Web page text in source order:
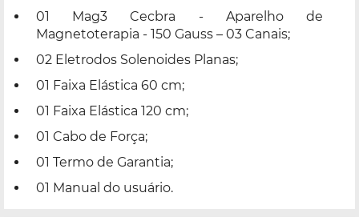
01 Mag3 Cecbra - Aparelho de
Magnetoterapia - 150 Gauss – 03 Canais;
02 Eletrodos Solenoides Planas;
01 Faixa Elástica 60 cm;
01 Faixa Elástica 120 cm;
01 Cabo de Força;
01 Termo de Garantia;
01 Manual do usuário.